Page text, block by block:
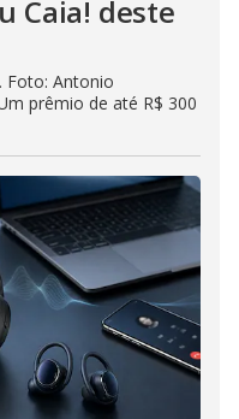
Caia! deste
Foto: Antonio
prêmio de até R$ 300